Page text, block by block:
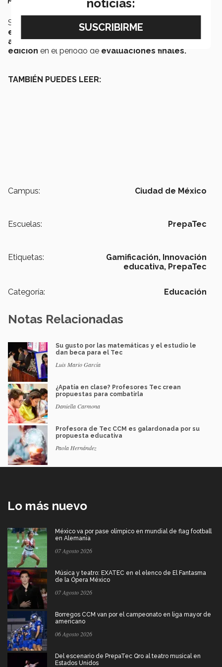
Se tiene planeado que el proyecto pueda llegar a
estudiantes
y que alumnos desemestres más
avanzadospuedan ser partícipes de lapróxima
edición en el periodo de evaluaciones finales.
TAMBIÉN PUEDES LEER:
Campus: Ciudad de México
Escuelas: PrepaTec
Etiquetas: Gamificación, Innovación
educativa, PrepaTec
Categoría: Educación
Notas Relacionadas
Su gusto por las matemáticas y el estudio le
dan beca para el Tec
Luis Mario García
¿Apatía en clase? Profesores Tec crean
propuestas para combatirla
Daniella Carmona
Profesora de Tec CCM es galardonada por su
propuesta educativa
Paola Hernández
Lo más nuevo
México va por pase olímpico en mundial de flag football
en Alemania
07 Agosto 2026
Música y teatro: EXATEC en el elenco de El Fantasma
de la Ópera México
07 Agosto 2026
Borregos CCM van por el campeonato en liga mayor de
americano
06 Agosto 2026
Del escenario de PrepaTec Qro al teatro musical en
Estados Unidos
noticias: